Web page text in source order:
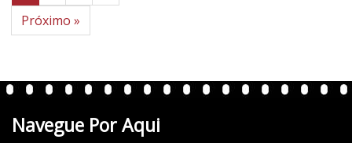
Próximo »
Navegue Por Aqui